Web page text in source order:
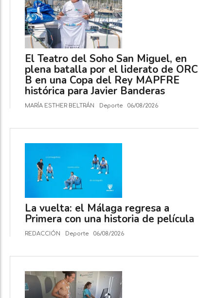
El Teatro del Soho San Miguel, en
plena batalla por el liderato de ORC
B en una Copa del Rey MAPFRE
histórica para Javier Banderas
MARÍA ESTHER BELTRÁN Deporte 06/08/2026
La vuelta: el Málaga regresa a
Primera con una historia de película
REDACCIÓN Deporte 06/08/2026